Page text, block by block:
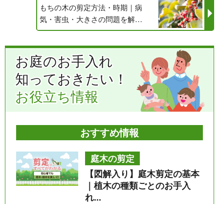
もちの木の剪定方法・時期｜病
気・害虫・大きさの問題を解…
お庭のお手入れ
知っておきたい！
お役立ち情報
おすすめ情報
庭木の剪定
【図解入り】庭木剪定の基本
｜植木の種類ごとのお手入
れ...